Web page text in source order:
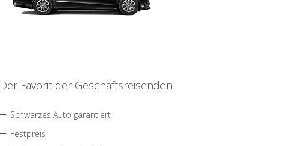
Der Favorit der Geschäftsreisenden
Schwarzes Auto garantiert
Festpreis